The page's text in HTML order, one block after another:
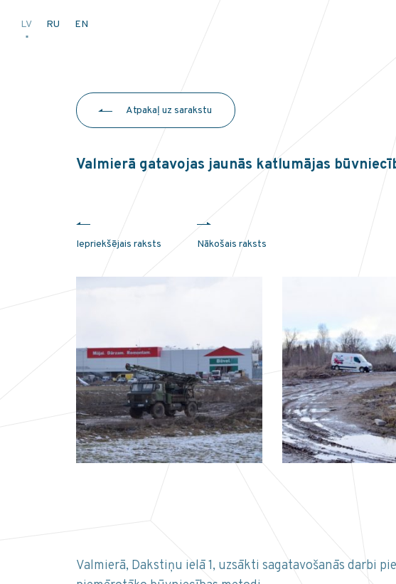
LV RU EN
Atpakaļ uz sarakstu
Valmierā gatavojas jaunās katlumājas
Iepriekšējais raksts Nākošais raksts
Valmierā, Dakstiņu ielā 1, uzsākti sagatavošanās darbi